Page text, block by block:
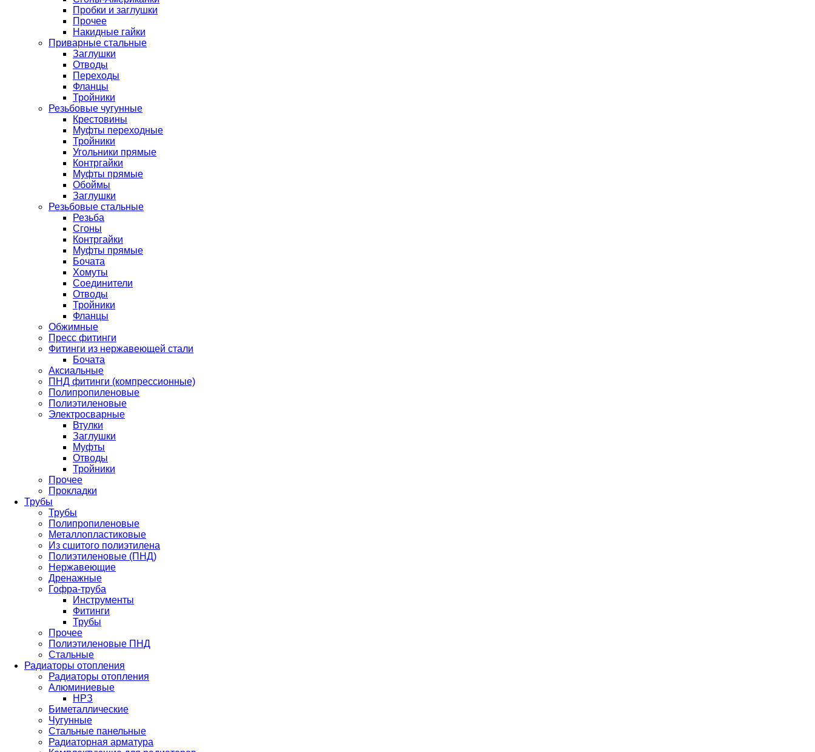
Пробки и заглушки
Прочее
Накидные гайки
Приварные стальные
Заглушки
Отводы
Переходы
Фланцы
Тройники
Резьбовые чугунные
Крестовины
Муфты переходные
Тройники
Угольники прямые
Контргайки
Муфты прямые
Обоймы
Заглушки
Резьбовые стальные
Резьба
Сгоны
Контргайки
Муфты прямые
Бочата
Хомуты
Соединители
Отводы
Тройники
Фланцы
Обжимные
Пресс фитинги
Фитинги из нержавеющей стали
Бочата
Аксиальные
ПНД фитинги (компрессионные)
Полипропиленовые
Полиэтиленовые
Электросварные
Втулки
Заглушки
Муфты
Отводы
Тройники
Прочее
Прокладки
Трубы
Трубы
Полипропиленовые
Металлопластиковые
Из сшитого полиэтилена
Полиэтиленовые (ПНД)
Нержавеющие
Дренажные
Гофра-труба
Инструменты
Фитинги
Трубы
Прочее
Полиэтиленовые ПНД
Стальные
Радиаторы отопления
Радиаторы отопления
Алюминиевые
НРЗ
Биметаллические
Чугунные
Стальные панельные
Радиаторная арматура